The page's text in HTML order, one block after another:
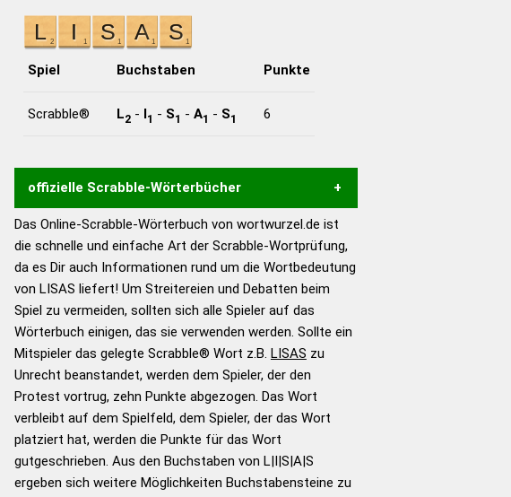
Spiel Buchstaben Punkte
Scrabble® L2- I1 - S1 - A1 - S1 6
offizielle Scrabble-Wörterbücher
Wortwurzel liefert mit Hilfe eines semantischen
Wortanalyse-Algorithmus gute Anhaltspunkte zu
Wortbedeutung, Worttrennung und Wortform, um die
Gültigkeit eines Wortes für das Scrabble-Spiel zu
bestimmen! zugelassene Turnier Scrabble-
Wörterbücher sind:
Duden – Standardwerk in 12
Bänden
Duden – Richtiges und gutes
Deutsch
Duden – Die deutsche Grammatik
Das Online-Scrabble-Wörterbuch von wortwurzel.de ist
die schnelle und einfache Art der Scrabble-Wortprüfung,
da es Dir auch Informationen rund um die Wortbedeutung
von LISAS liefert! Um Streitereien und Debatten beim
Spiel zu vermeiden, sollten sich alle Spieler auf das
Wörterbuch einigen, das sie verwenden werden. Sollte ein
Mitspieler das gelegte Scrabble® Wort z.B. LISAS zu
Unrecht beanstandet, werden dem Spieler, der den
Protest vortrug, zehn Punkte abgezogen. Das Wort
verbleibt auf dem Spielfeld, dem Spieler, der das Wort
platziert hat, werden die Punkte für das Wort
gutgeschrieben. Aus den Buchstaben von L|I|S|A|S
ergeben sich weitere Möglichkeiten Buchstabensteine zu